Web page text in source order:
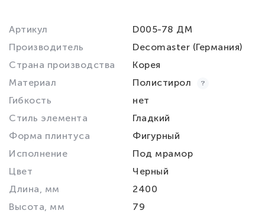
Артикул
D005-78 ДМ
Производитель
Decomaster (Германия)
Страна производства
Корея
Материал
Полистирол
Гибкость
нет
Стиль элемента
Гладкий
Форма плинтуса
Фигурный
Исполнение
Под мрамор
Цвет
Черный
Длина, мм
2400
Высота, мм
79